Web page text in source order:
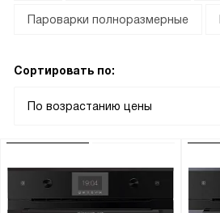
Пароварки полноразмерные
Сортировать по:
По возрастанию цены